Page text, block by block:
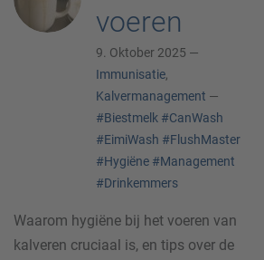
voeren
9. Oktober 2025 —
Immunisatie,
Kalvermanagement —
#Biestmelk #CanWash
#EimiWash #FlushMaster
#Hygiëne #Management
#Drinkemmers
Waarom hygiëne bij het voeren van
kalveren cruciaal is, en tips over de